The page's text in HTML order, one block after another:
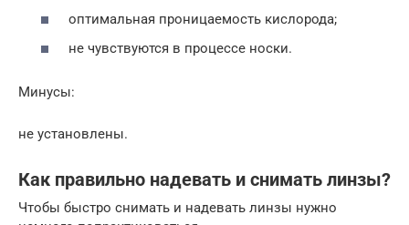
оптимальная проницаемость кислорода;
не чувствуются в процессе носки.
Минусы:
не установлены.
Как правильно надевать и снимать линзы?
Чтобы быстро снимать и надевать линзы нужно